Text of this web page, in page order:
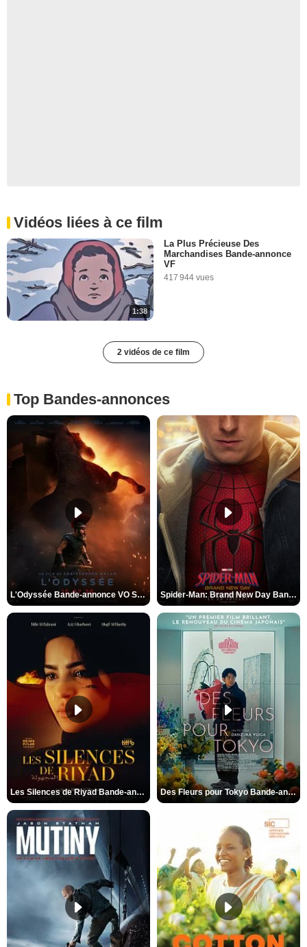
Vidéos liées à ce film
1:38
La Plus Précieuse Des
Marchandises Bande-annonce
VF
417 944 vues
2 vidéos de ce film
Top Bandes-annonces
L'Odyssée Bande-annonce VO STFR Spider-Man: Brand New Day Bande-annonce VO STFR
Les Silences de Riyad Bande-annonce VO STFR Des Fleurs pour Tokyo Bande-annonce VO STFR